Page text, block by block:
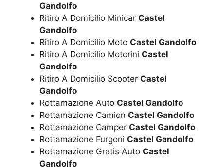
Gandolfo
Ritiro A Domicilio Minicar Castel
Gandolfo
Ritiro A Domicilio Moto Castel Gandolfo
Ritiro A Domicilio Motorini Castel
Gandolfo
Ritiro A Domicilio Scooter Castel
Gandolfo
Rottamazione Auto Castel Gandolfo
Rottamazione Camion Castel Gandolfo
Rottamazione Camper Castel Gandolfo
Rottamazione Furgoni Castel Gandolfo
Rottamazione Gratis Auto Castel
Gandolfo